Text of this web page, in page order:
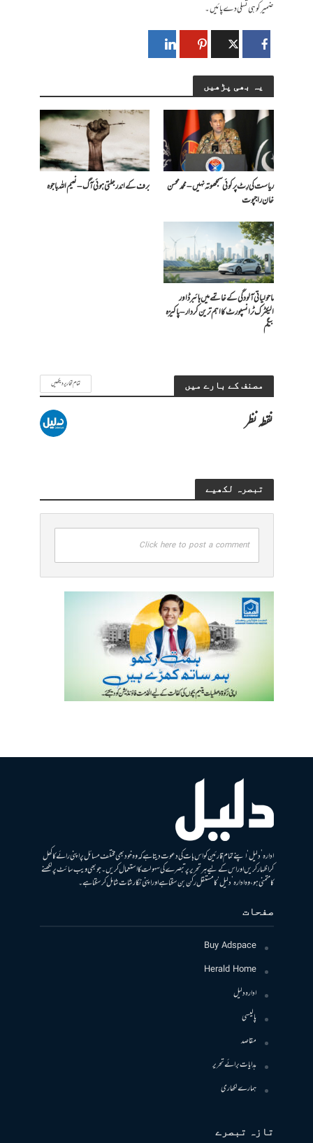
ضمیر کو ہی تسلی دے پائیں۔
یہ بھی پڑھیں
ریاست کی رِٹ پر کوئی سمجھوتہ نہیں – محمد محسن
خان راجپوت
برف کے اندر جلتی ہوئی آگ – نعیم اللہ باجوہ
ماحولیاتی آلودگی کے خاتمے میں ہائبرڈ اور
الیکٹرک ٹرانسپورٹ کا اہم ترین کردار – پاکیزہ
بیگم
مصنف کے بارے میں تمام تحاریر دیکھیں
نقطہ نظر
تبصرہ لکھیے
Click here to post a comment
ادارہ ’دلیل‘ اپنے تمام قارئین کو اس بات کی دعوت دیتا ہے کہ وہ خود بھی مختلف مسائل پر اپنی رائے کا کھل
کر اظہار کریں اور اس کے لیے ہر تحریر پر تبصرے کی سہولت کا استعمال کریں۔ جو بھی ویب سائٹ پر لکھنے
کا متمنی ہو، وہ ادارہ ’دلیل‘ کا مستقل رکن بن سکتا ہے اور اپنی نگارشات شامل کرسکتا ہے۔
صفحات
Buy Adspace
Herald Home
ادارہ دلیل
پالیسی
مقاصد
ہدایات برائے تحریر
ہمارے لکھاری
تازہ تبصرے